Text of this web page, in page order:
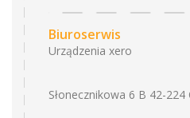
Biuroserwis
Urządzenia xero
Słonecznikowa 6 B 42-